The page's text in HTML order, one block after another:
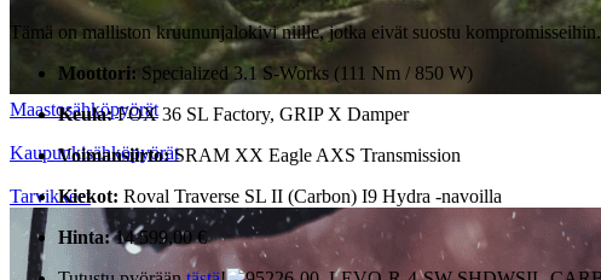
Maastosähköpyörät
Kaupunkisähköpyörät
Tarvikkeet
Tämä on malliston kruununjalokivi niille, jotka eivät suostu kompromisseihin.
Moottori: Specialized 3.1 S-Works (111 Nm / 850 W)
Keula:FOX 36 SL Factory, GRIP X Damper
Voimansiirto:SRAM XX Eagle AXS Transmission
Kiekot: Roval Traverse SL II (Carbon) I9 Hydra -navoilla
Hinta:14 599,00 €